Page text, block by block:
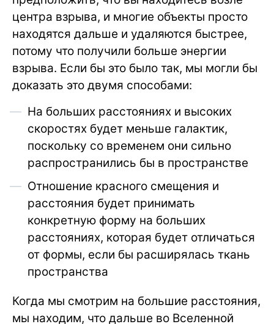
центра взрыва, и многие объекты просто
находятся дальше и удаляются быстрее,
потому что получили больше энергии
взрыва. Если бы это было так, мы могли бы
доказать это двумя способами:
На больших расстояниях и высоких
скоростях будет меньше галактик,
поскольку со временем они сильно
распространились бы в пространстве
Отношение красного смещения и
расстояния будет принимать
конкретную форму на больших
расстояниях, которая будет отличаться
от формы, если бы расширялась ткань
пространства
Когда мы смотрим на большие расстояния,
мы находим, что дальше во Вселенной